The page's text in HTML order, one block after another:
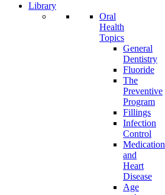
Library
Oral
Health
Topics
General
Dentistry
Fluoride
The
Preventive
Program
Fillings
Infection
Control
Medication
and
Heart
Disease
Age